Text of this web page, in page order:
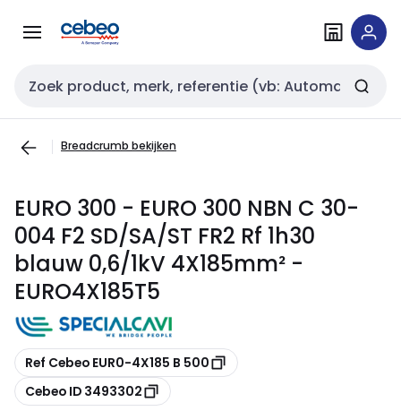
naar
naar
Zoekveld invoer
Breadcrumb bekijken
EURO 300 - EURO 300 NBN C 30-
004 F2 SD/SA/ST FR2 Rf 1h30
blauw 0,6/1kV 4X185mm² -
EURO4X185T5
Kopiëren
Ref Cebeo EUR0-4X185 B 500
Kopiëren
Cebeo ID 3493302